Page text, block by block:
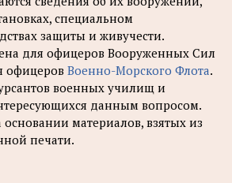
специальном
защиты и живучести.
для офицеров Вооруженных Сил
офицеров Военно-Морского Флота.
военных училищ и
данным вопросом.
материалов, взятых из
печати.